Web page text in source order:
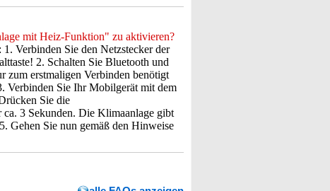
mit Heiz-Funktion" zu aktivieren?
Verbinden Sie den Netzstecker der
2. Schalten Sie Bluetooth und
zum erstmaligen Verbinden benötigt
Verbinden Sie Ihr Mobilgerät mit dem
Sie die
3 Sekunden. Die Klimaanlage gibt
Gehen Sie nun gemäß den Hinweise